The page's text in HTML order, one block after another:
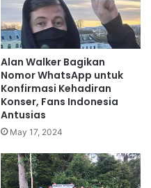
Alan Walker Bagikan
Nomor WhatsApp untuk
Konfirmasi Kehadiran
Konser, Fans Indonesia
Antusias
May 17, 2024